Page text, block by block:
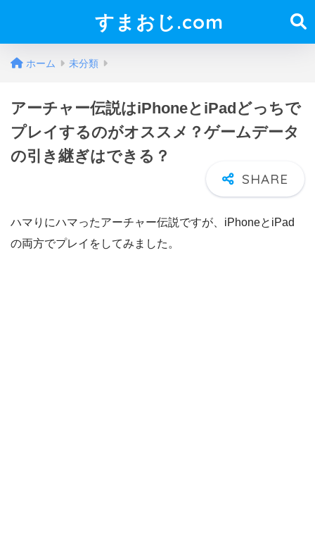
すまおじ.com
ホーム 未分類
アーチャー伝説はiPhoneとiPadどっちで
プレイするのがオススメ？ゲームデータ
の引き継ぎはできる？
ハマりにハマったアーチャー伝説ですが、iPhoneとiPad
の両方でプレイをしてみました。